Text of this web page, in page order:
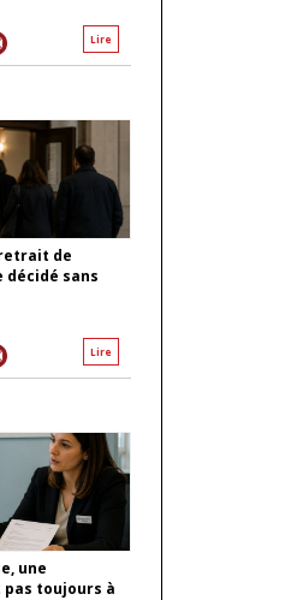
Lire
de
sans
Lire
une
toujours à